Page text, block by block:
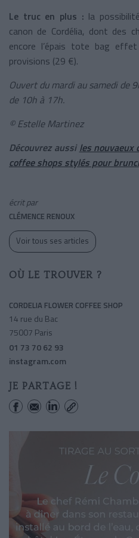
Le truc en plus : la
canon de Cordélia, dont des
encore l’épais tote bag
provisions (29 €).
Ouvert du mardi au samedi de
de 10h à 17h.
© Estelle Martinez
Découvrez aussi les nouvaeux
coffee shops stylés pour
écrit par
CLÉMENCE RENOUX
Voir tous ses articles
OÙ LE TROUVER ?
CORDELIA FLOWER COFFEE SHOP
14 rue du Bac
75007 Paris
01 73 70 62 93
instagram.com
JE PARTAGE !